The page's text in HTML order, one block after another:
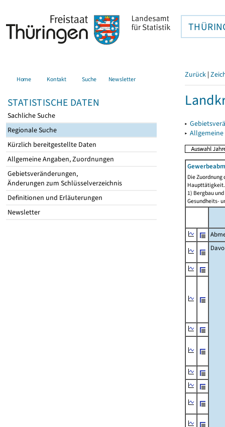
Home Kontakt Suche Newsletter
STATISTISCHE DATEN
Sachliche Suche
Regionale Suche
Kürzlich bereitgestellte Daten
Allgemeine Angaben, Zuordnungen
Gebietsveränderungen,
Änderungen zum Schlüsselverzeichnis
Definitionen und Erläuterungen
Newsletter
Zurück |
▸
▸
Die
Haupttätigkeit.
1) Bergbau
Gesundheits-